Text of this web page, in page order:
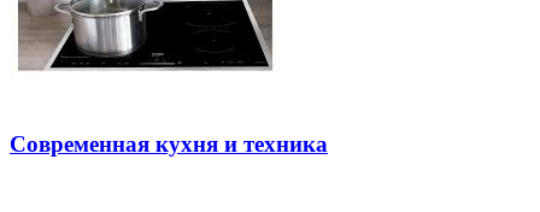
Современная кухня и техника